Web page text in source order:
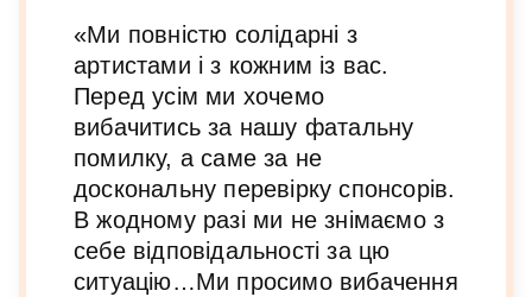
«Ми повністю солідарні з
артистами і з кожним із вас.
Перед усім ми хочемо
вибачитись за нашу фатальну
помилку, а саме за не
доскональну перевірку спонсорів.
В жодному разі ми не знімаємо з
себе відповідальності за цю
ситуацію…Ми просимо вибачення